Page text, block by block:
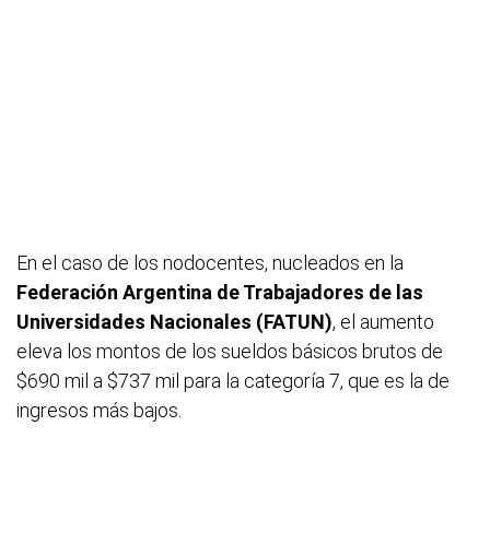
En el caso de los nodocentes, nucleados en la
Federación Argentina de Trabajadores de las
Universidades Nacionales (FATUN), el aumento
eleva los montos de los sueldos básicos brutos de
$690 mil a $737 mil para la categoría 7, que es la de
ingresos más bajos.